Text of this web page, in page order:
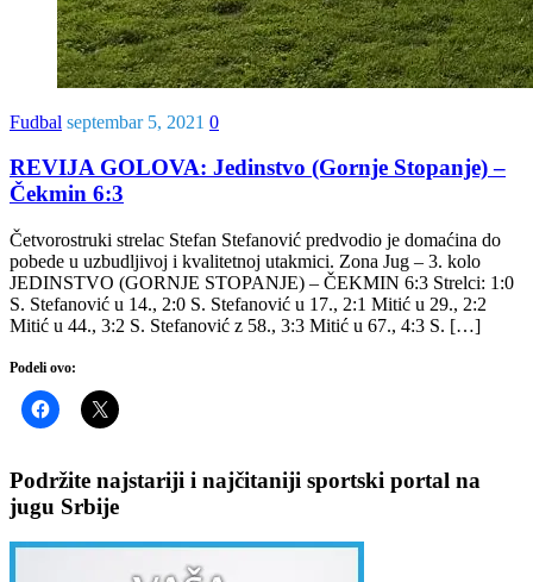
Fudbal septembar 5, 2021 0
REVIJA GOLOVA: Jedinstvo (Gornje Stopanje) –
Čekmin 6:3
Četvorostruki strelac Stefan Stefanović predvodio je domaćina do
pobede u uzbudljivoj i kvalitetnoj utakmici. Zona Jug – 3. kolo
JEDINSTVO (GORNJE STOPANJE) – ČEKMIN 6:3 Strelci: 1:0
S. Stefanović u 14., 2:0 S. Stefanović u 17., 2:1 Mitić u 29., 2:2
Mitić u 44., 3:2 S. Stefanović z 58., 3:3 Mitić u 67., 4:3 S. […]
Podeli ovo:
Podržite najstariji i najčitaniji sportski portal na
jugu Srbije